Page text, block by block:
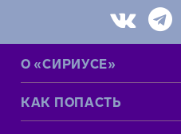
О «СИРИУСЕ»
КАК ПОПАСТЬ